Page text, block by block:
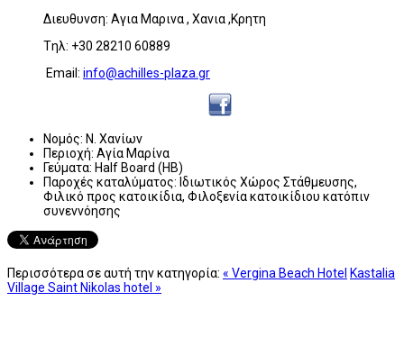
Διευθυνση: Αγια Μαρινα , Χανια ,Κρητη
Tηλ: +30 28210 60889
Email: info@achilles-plaza.gr
Νομός: Ν. Χανίων
Περιοχή: Αγία Μαρίνα
Γεύματα: Half Board (HB)
Παροχές καταλύματος: Ιδιωτικός Χώρος Στάθμευσης,
Φιλικό προς κατοικίδια, Φιλοξενία κατοικίδιου κατόπιν
συνεννόησης
Περισσότερα σε αυτή την κατηγορία: « Vergina Beach Hotel Kastalia
Village Saint Nikolas hotel »